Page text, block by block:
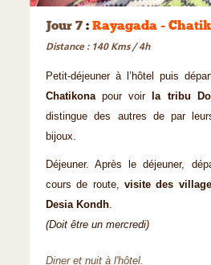
Jour 7 : Rayagada -
Distance : 140 Kms / 4h
Petit-déjeuner à l’hôtel puis
Chatikonapour voir la tribu
distingue des autres de par
bijoux.
Déjeuner. Après le déjeuner,
cours de route, visite des
Desia Kondh.
(Doit être un mercredi)
Diner et nuit à l'hôtel.